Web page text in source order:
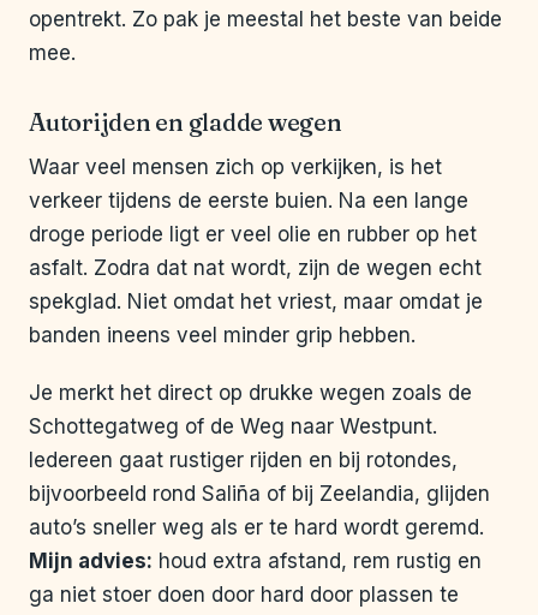
opentrekt. Zo pak je meestal het beste van beide
mee.
Autorijden en gladde wegen
Waar veel mensen zich op verkijken, is het
verkeer tijdens de eerste buien. Na een lange
droge periode ligt er veel olie en rubber op het
asfalt. Zodra dat nat wordt, zijn de wegen echt
spekglad. Niet omdat het vriest, maar omdat je
banden ineens veel minder grip hebben.
Je merkt het direct op drukke wegen zoals de
Schottegatweg of de Weg naar Westpunt.
Iedereen gaat rustiger rijden en bij rotondes,
bijvoorbeeld rond Saliña of bij Zeelandia, glijden
auto’s sneller weg als er te hard wordt geremd.
Mijn advies: houd extra afstand, rem rustig en
ga niet stoer doen door hard door plassen te